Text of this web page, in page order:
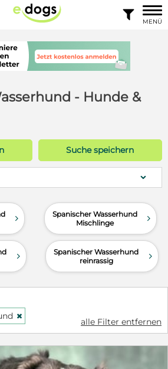

MENÜ
- Hunde &
Suche speichern
d
Spanischer Wasserhund
Mischlinge
d
d
Spanischer Wasserhund
reinrassig
d
H
alle Filter entfernen